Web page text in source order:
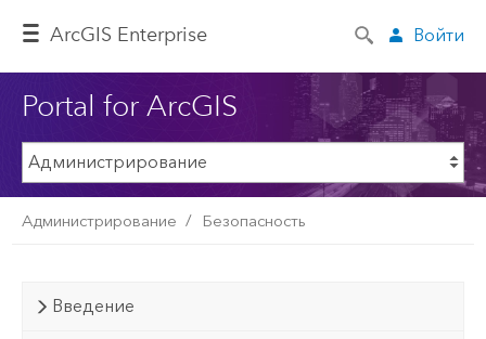
ArcGIS Enterprise Войти
Portal for ArcGIS
Администрирование Безопасность
Введение